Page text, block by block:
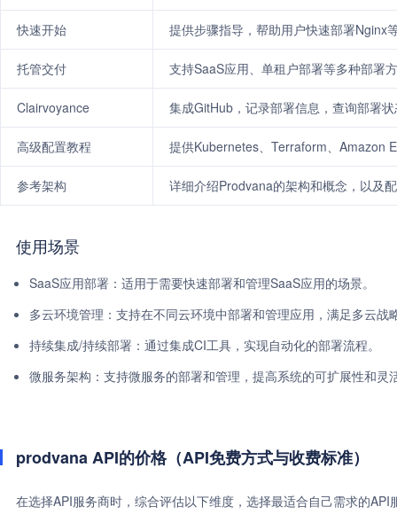
快速开始 提供步骤指导，帮助用户快速部署Nginx
托管交付 支持SaaS应用、单租户部署等多种部署
Clairvoyance 集成GitHub，记录部署信息，查询部署
高级配置教程 提供Kubernetes、Terraform、Amazon
参考架构 详细介绍Prodvana的架构和概念，以及
使用场景
SaaS应用部署：适用于需要快速部署和管理SaaS应用的场景。
多云环境管理：支持在不同云环境中部署和管理应用，满足多云战
持续集成/持续部署：通过集成CI工具，实现自动化的部署流程。
微服务架构：支持微服务的部署和管理，提高系统的可扩展性和灵
prodvana API的价格（API免费方式与收费标准）
在选择API服务商时，综合评估以下维度，选择最适合自己需求的